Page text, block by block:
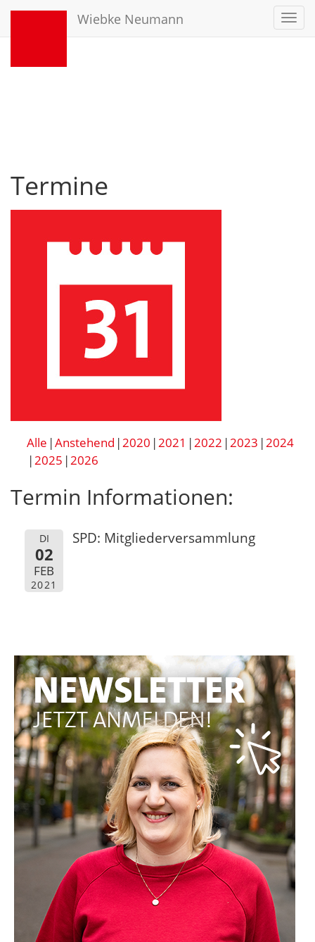
Wiebke Neumann
Termine
Alle Anstehend 2020 2021 2022 2023 2024
2025 2026
Termin Informationen:
DI
02
FEB
2021
SPD: Mitgliederversammlung